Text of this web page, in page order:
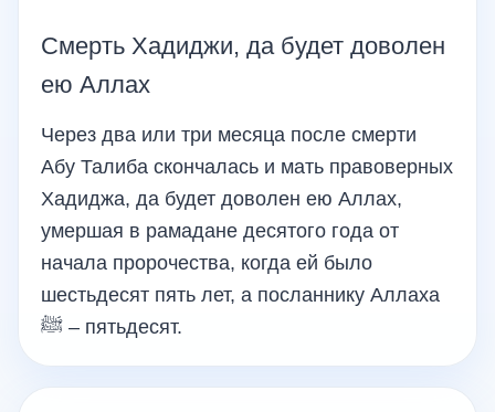
Смерть Хадиджи, да будет доволен
ею Аллах
Через два или три месяца после смерти
Абу Талиба скончалась и мать правоверных
Хадиджа, да будет доволен ею Аллах,
умершая в рамадане десятого года от
начала пророчества, когда ей было
шестьдесят пять лет, а посланнику Аллаха
ﷺ – пятьдесят.